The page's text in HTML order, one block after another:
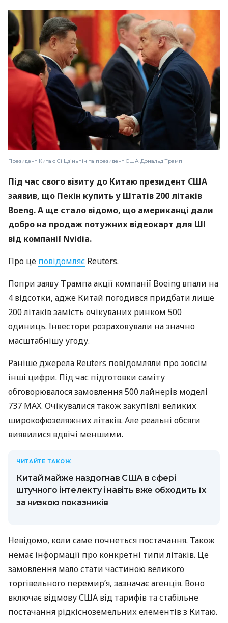
Президент Китаю Сі Цзіньпін та президент США Дональд Трамп
Під час свого візиту до Китаю президент США
заявив, що Пекін купить у Штатів 200 літаків
Boeng. А ще стало відомо, що американці дали
добро на продаж потужних відеокарт для ШІ
від компанії Nvidia.
Про це повідомляє Reuters.
Попри заяву Трампа акції компанії Boeing впали на
4 відсотки, адже Китай погодився придбати лише
200 літаків замість очікуваних ринком 500
одиниць. Інвестори розраховували на значно
масштабнішу угоду.
Раніше джерела Reuters повідомляли про зовсім
інші цифри. Під час підготовки саміту
обговорювалося замовлення 500 лайнерів моделі
737 MAX. Очікувалися також закупівлі великих
широкофюзеляжних літаків. Але реальні обсяги
виявилися вдвічі меншими.
ЧИТАЙТЕ ТАКОЖ
Китай майже наздогнав США в сфері
штучного інтелекту і навіть вже обходить їх
за низкою показників
Невідомо, коли саме почнеться постачання. Також
немає інформації про конкретні типи літаків. Це
замовлення мало стати частиною великого
торгівельного перемир’я, зазначає агенція. Воно
включає відмову США від тарифів та стабільне
постачання рідкісноземельних елементів з Китаю.